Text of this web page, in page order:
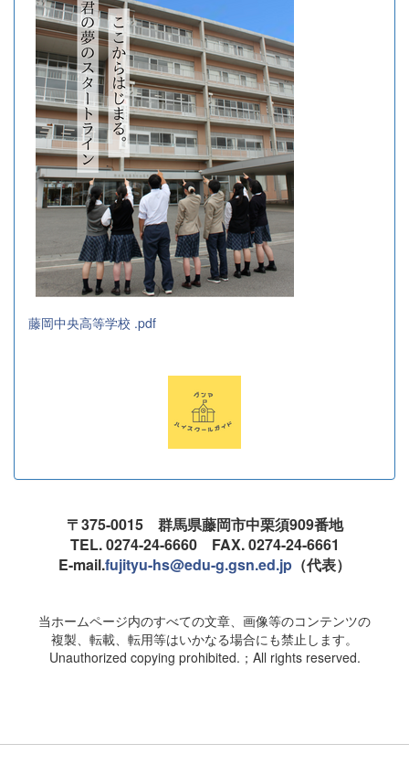
藤岡中央高等学校 .pdf
〒375-0015 群馬県藤岡市中栗須909番地
TEL. 0274-24-6660 FAX. 0274-24-6661
E-mail.fujityu-hs@edu-g.gsn.ed.jp （代表）
当ホームページ内のすべての文章、画像等のコンテンツの
複製、転載、転用等はいかなる場合にも禁止します。
Unauthorized copying prohibited.；All rights reserved.